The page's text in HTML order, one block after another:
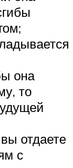
она
то
отдаете
с